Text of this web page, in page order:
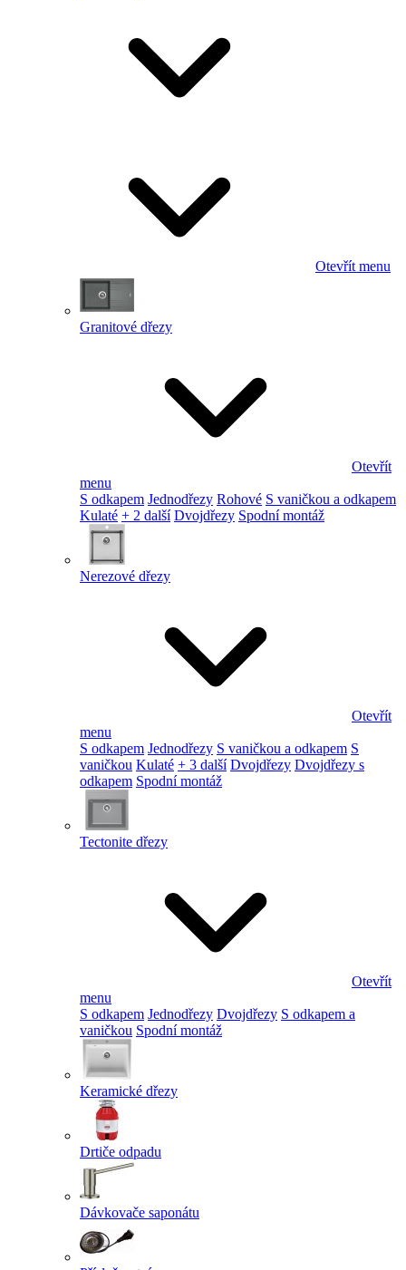
Otevřít menu
Granitové dřezy
Otevřít
menu
S odkapem Jednodřezy Rohové S vaničkou a odkapem
Kulaté + 2 další Dvojdřezy Spodní montáž
Nerezové dřezy
Otevřít
menu
S odkapem Jednodřezy S vaničkou a odkapem S
vaničkou Kulaté + 3 další Dvojdřezy Dvojdřezy s
odkapem Spodní montáž
Tectonite dřezy
Otevřít
menu
S odkapem Jednodřezy Dvojdřezy S odkapem a
vaničkou Spodní montáž
Keramické dřezy
Drtiče odpadu
Dávkovače saponátu